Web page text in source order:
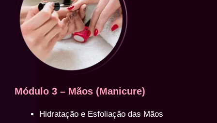
Módulo 3 – Mãos (Manicure)
Hidratação e Esfoliação das Mãos